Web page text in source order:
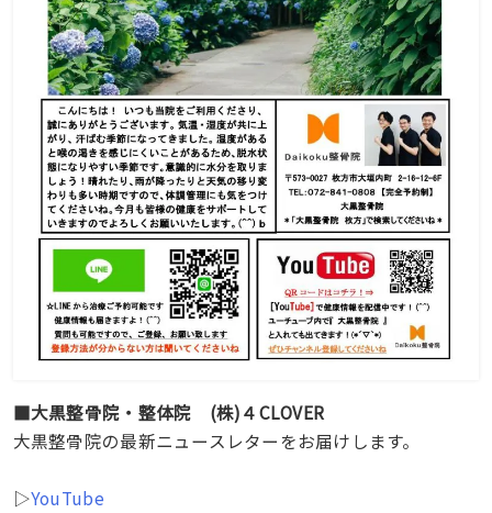
■大黒整骨院・整体院 (株)４CLOVER
大黒整骨院の最新ニュースレターをお届けします。
▷YouTube